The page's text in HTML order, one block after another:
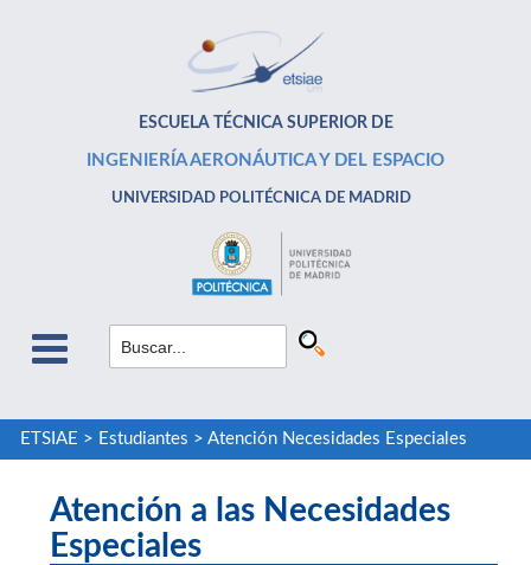
ESCUELA TÉCNICA SUPERIOR DE
INGENIERÍA AERONÁUTICA Y DEL ESPACIO
UNIVERSIDAD POLITÉCNICA DE MADRID
ETSIAE > Estudiantes > Atención Necesidades Especiales
Atención a las Necesidades
Especiales